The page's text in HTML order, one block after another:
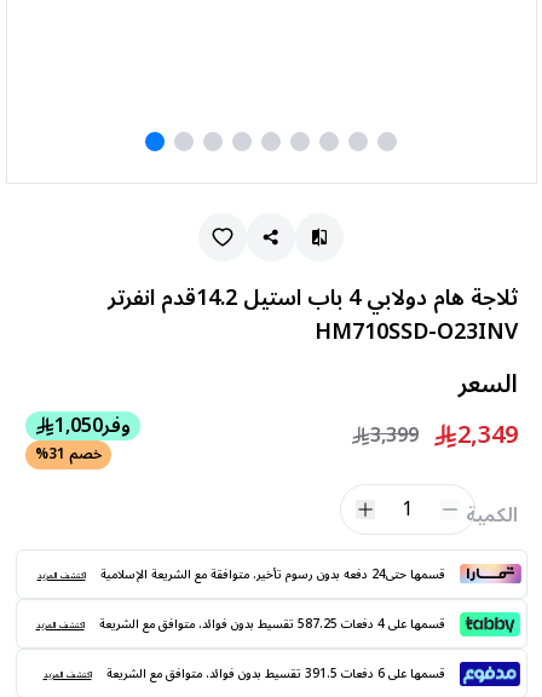
ثلاجة هام دولابي 4 باب استيل 14.2قدم انفرتر
HM710SSD-O23INV
السعر
2,349
3,399 وفر1,050
خصم 31%
الكمية 1
قسمها حتى24 دفعه بدون رسوم تأخير. متوافقة مع الشريعة الإسلامية اكتشف المزيد
قسمها على 4 دفعات 587.25 تقسيط بدون فوائد. متوافق مع الشريعة اكتشف المزيد
قسمها على 6 دفعات 391.5 تقسيط بدون فوائد. متوافق مع الشريعة اكتشف المزيد